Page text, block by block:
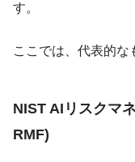
す。
ここでは、代表的な
NIST AIリスクマ
RMF)